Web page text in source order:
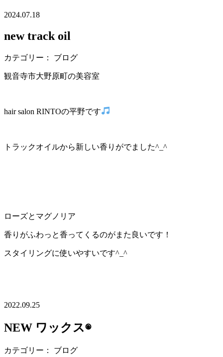
2024.07.18
new track oil
カテゴリー： ブログ
観音寺市大野原町の美容室
hair salon RINTOの平野です
トラックオイルから新しい香りがでました^_^
ローズとマグノリア
香りがふわっと香ってくるのがまた良いです！
スタイリングに使いやすいです^_^
2022.09.25
NEW ワックス◉
カテゴリー： ブログ